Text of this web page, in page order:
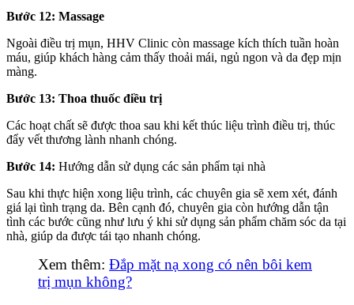
Bước 12: Massage
Ngoài điều trị mụn, HHV Clinic còn massage kích thích tuần hoàn
máu, giúp khách hàng cảm thấy thoải mái, ngủ ngon và da đẹp mịn
màng.
Bước 13: Thoa thuốc điều trị
Các hoạt chất sẽ được thoa sau khi kết thúc liệu trình điều trị, thúc
đẩy vết thương lành nhanh chóng.
Bước 14: Hướng dẫn sử dụng các sản phẩm tại nhà
Sau khi thực hiện xong liệu trình, các chuyên gia sẽ xem xét, đánh
giá lại tình trạng da. Bên cạnh đó, chuyên gia còn hướng dẫn tận
tình các bước cũng như lưu ý khi sử dụng sản phẩm chăm sóc da tại
nhà, giúp da được tái tạo nhanh chóng.
Xem thêm: Đắp mặt nạ xong có nên bôi kem
trị mụn không?